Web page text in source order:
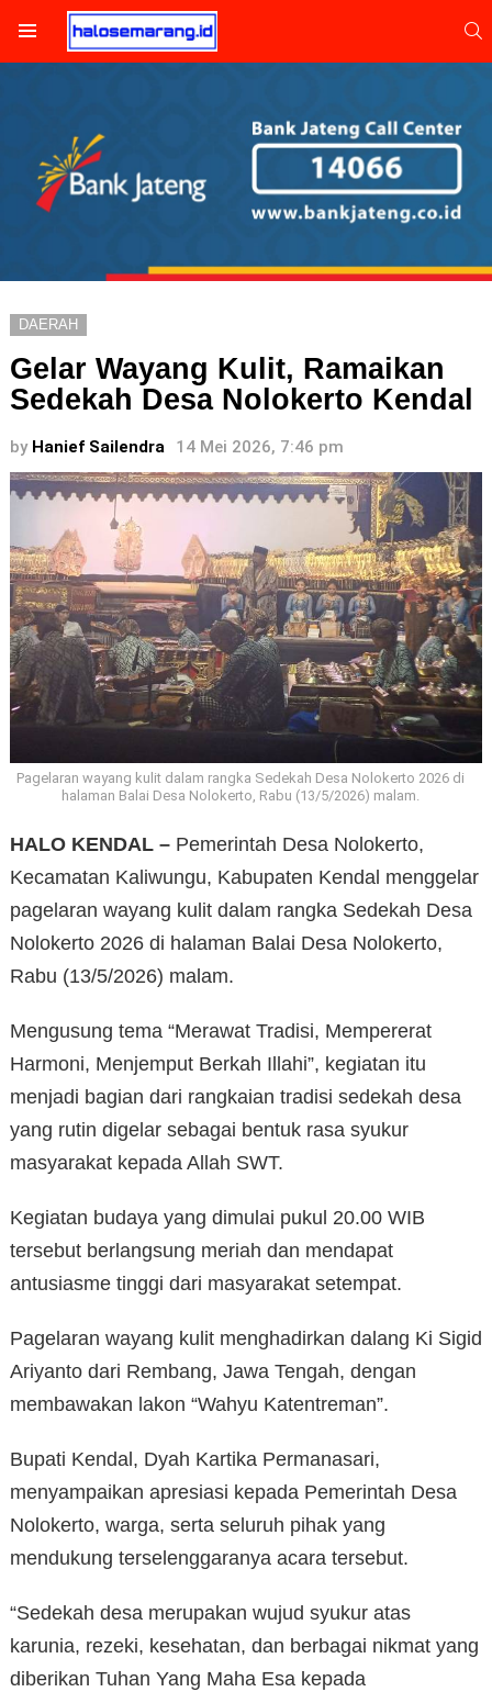
DAERAH
Gelar Wayang Kulit, Ramaikan
Sedekah Desa Nolokerto Kendal
by Hanief Sailendra 14 Mei 2026, 7:46 pm
Pagelaran wayang kulit dalam rangka Sedekah Desa Nolokerto 2026 di
halaman Balai Desa Nolokerto, Rabu (13/5/2026) malam.
HALO KENDAL – Pemerintah Desa Nolokerto,
Kecamatan Kaliwungu, Kabupaten Kendal menggelar
pagelaran wayang kulit dalam rangka Sedekah Desa
Nolokerto 2026 di halaman Balai Desa Nolokerto,
Rabu (13/5/2026) malam.
Mengusung tema “Merawat Tradisi, Mempererat
Harmoni, Menjemput Berkah Illahi”, kegiatan itu
menjadi bagian dari rangkaian tradisi sedekah desa
yang rutin digelar sebagai bentuk rasa syukur
masyarakat kepada Allah SWT.
Kegiatan budaya yang dimulai pukul 20.00 WIB
tersebut berlangsung meriah dan mendapat
antusiasme tinggi dari masyarakat setempat.
Pagelaran wayang kulit menghadirkan dalang Ki Sigid
Ariyanto dari Rembang, Jawa Tengah, dengan
membawakan lakon “Wahyu Katentreman”.
Bupati Kendal, Dyah Kartika Permanasari,
menyampaikan apresiasi kepada Pemerintah Desa
Nolokerto, warga, serta seluruh pihak yang
mendukung terselenggaranya acara tersebut.
“Sedekah desa merupakan wujud syukur atas
karunia, rezeki, kesehatan, dan berbagai nikmat yang
diberikan Tuhan Yang Maha Esa kepada